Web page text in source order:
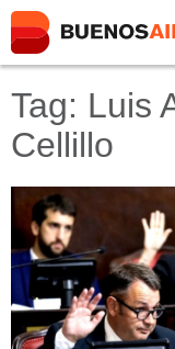
Tag: Luis
Cellillo